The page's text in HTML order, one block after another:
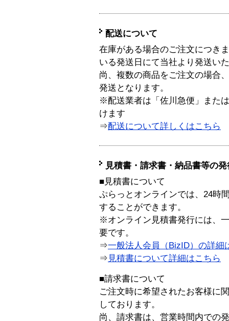
配送について
在庫がある場合のご注文につき
いる発送日にて当社より発送い
尚、複数の商品をご注文の場合
発送となります。
※配送業者は「佐川急便」また
けます
⇒配送について詳しくはこちら
見積書・請求書・納品書等の
■見積書について
ぷらっとオンラインでは、24時
することができます。
※オンライン見積書発行には、
要です。
⇒一般法人会員（BizID）の詳細
⇒ 見積書について詳細はこちら
■請求書について
ご注文時に希望されたお客様に
しております。
尚、請求書は、営業時間内での